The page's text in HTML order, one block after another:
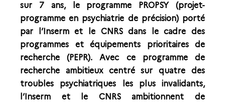
sur 7 ans, le programme PROPSY (projet-
programme en psychiatrie de précision) porté
par l’Inserm et le CNRS dans le cadre des
programmes et équipements prioritaires de
recherche (PEPR). Avec ce programme de
recherche ambitieux centré sur quatre des
troubles psychiatriques les plus invalidants,
l’Inserm et le CNRS ambitionnent de